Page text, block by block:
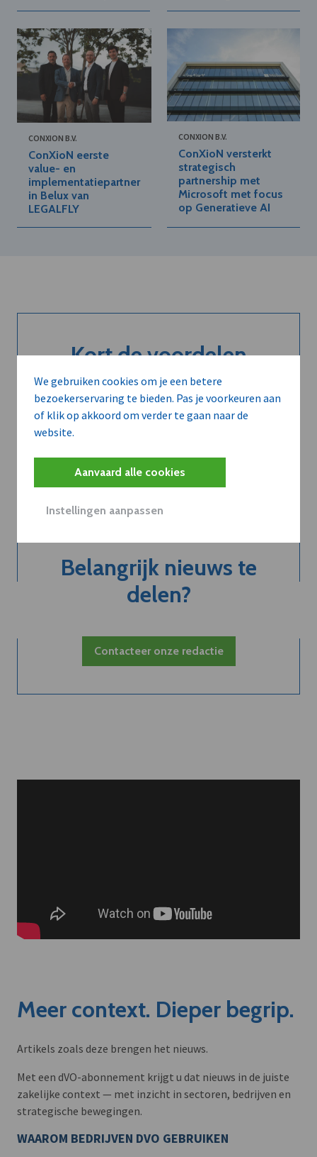
We gebruiken cookies om je een betere
bezoekerservaring te bieden. Pas je voorkeuren aan
of klik op akkoord om verder te gaan naar de
website.
Aanvaard alle cookies
Instellingen aanpassen
CONXION B.V.
ConXioN eerste
value- en
implementatiepartner
in Belux van
LEGALFLY
CONXION B.V.
ConXioN versterkt
strategisch
partnership met
Microsoft met focus
op Generatieve AI
Kort de voordelen
van een
abonnement...
Neem dVO Leads
Belangrijk nieuws te
delen?
Contacteer onze redactie
Meer context. Dieper begrip.
Artikels zoals deze brengen het nieuws.
Met een dVO-abonnement krijgt u dat nieuws in de juiste
zakelijke context — met inzicht in sectoren, bedrijven en
strategische bewegingen.
WAAROM BEDRIJVEN DVO GEBRUIKEN